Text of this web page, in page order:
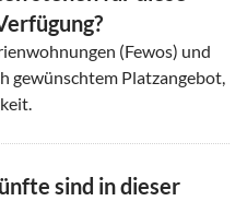
(Fewos) und
gewünschtem Platzangebot,
sind in dieser